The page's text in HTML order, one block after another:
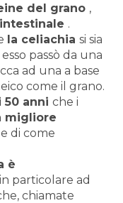
del grano ,
.
la celiachia si sia
passò da una
ad una a base
come il grano.
anni che i
migliore
e di come
è
particolare ad
chiamate